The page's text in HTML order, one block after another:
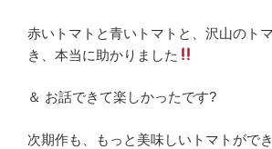
赤いトマトと青いトマトと、沢山のト
き、本当に助かりました
＆ お話できて楽しかったです?
次期作も、もっと美味しいトマトがで